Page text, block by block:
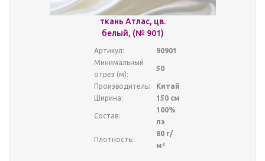
ткань Атлас, цв.
белый, (№ 901)
Артикул:
90901
Минимальный
отрез (м):
50
Производитель:
Китай
Ширина:
150 см
Состав:
100%
пэ
Плотность:
80 г/
м²